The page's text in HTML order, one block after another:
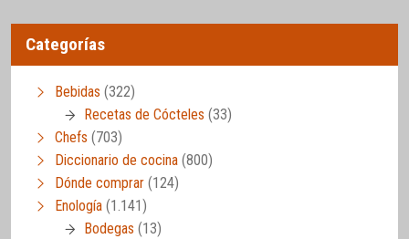
Categorías
Bebidas (322)
Recetas de Cócteles (33)
Chefs (703)
Diccionario de cocina (800)
Dónde comprar (124)
Enología (1.141)
Bodegas (13)